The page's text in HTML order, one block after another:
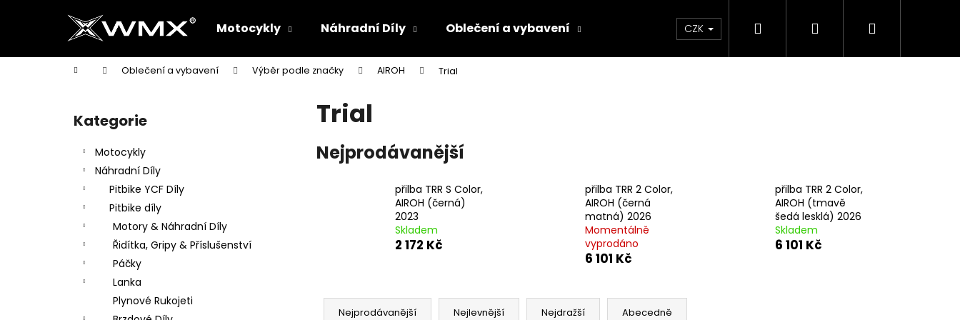
Motocykly Náhradní Díly Oblečení a vybavení Oleje & Maziva Příslušenství Dárkové
CZK Hledat PřihlášeníNákupní
Domů Oblečení a vybavení Výběr podle značky AIROH Trial
Přeskočit
kategorie
Kategorie
Motocykly
Náhradní Díly
Pitbike YCF Díly
Pitbike díly
Motory & Náhradní Díly
Řidítka, Gripy & Příslušenství
Páčky
Lanka
Plynové Rukojeti
Trial
Nejprodávanější
přilba TRR S Color,
AIROH (černá)
2023
Skladem
2 172 Kč
přilba TRR 2 Color,
AIROH (černá
matná) 2026
Momentálně
vyprodáno
6 101 Kč
přilba TRR 2 Color,
AIROH (tmavě
šedá lesklá) 2026
Skladem
6 101 Kč
Ř
Nejprodávanější Nejlevnější Nejdražší Abecedně
í
Zpět
do
Zpět
do
Co potřebujete najít?
Doporučujeme